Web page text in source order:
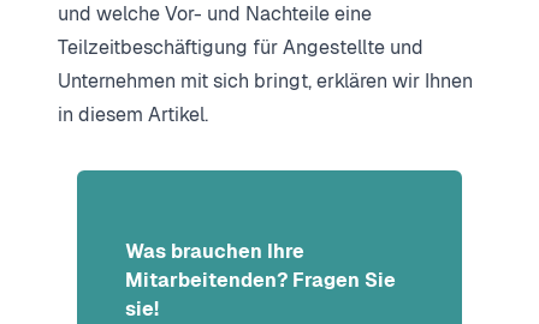
und welche Vor- und Nachteile eine
Teilzeitbeschäftigung für Angestellte und
Unternehmen mit sich bringt, erklären wir Ihnen
in diesem Artikel.
Was brauchen Ihre
Mitarbeitenden? Fragen Sie
sie!